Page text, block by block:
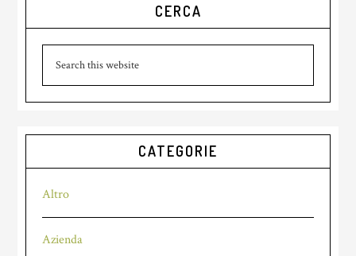
Sidebar
CERCA
this
CATEGORIE
Altro
Azienda